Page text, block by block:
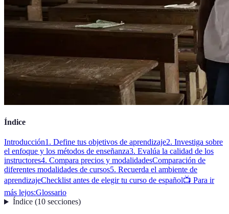
Índice
Introducción1. Define tus objetivos de aprendizaje2. Investiga sobre
el enfoque y los métodos de enseñanza3. Evalúa la calidad de los
instructores4. Compara precios y modalidadesComparación de
diferentes modalidades de cursos5. Recuerda el ambiente de
aprendizajeChecklist antes de elegir tu curso de español📺 Para ir
más lejos:Glossario
Índice(10 secciones)